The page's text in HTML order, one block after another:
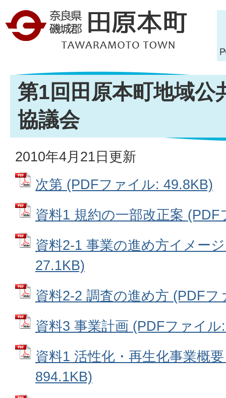
第1回田原本町地域公
協議会
2010年4月21日更新
次第 (PDFファイル: 49.8KB)
資料1 規約の一部改正案
資料2-1 事業の進め方イメー
27.1KB)
資料2-2 調査の進め方 (PDFフ
資料3 事業計画 (PDFファイル
資料1 活性化・再生化事業概
894.1KB)